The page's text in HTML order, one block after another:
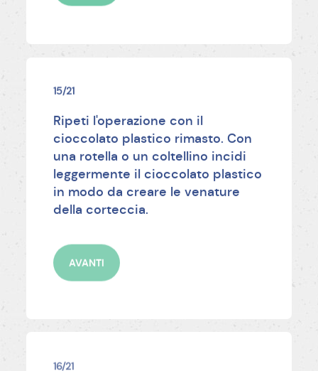
15/21
Ripeti l'operazione con il
cioccolato plastico rimasto. Con
una rotella o un coltellino incidi
leggermente il cioccolato plastico
in modo da creare le venature
della corteccia.
AVANTI
16/21